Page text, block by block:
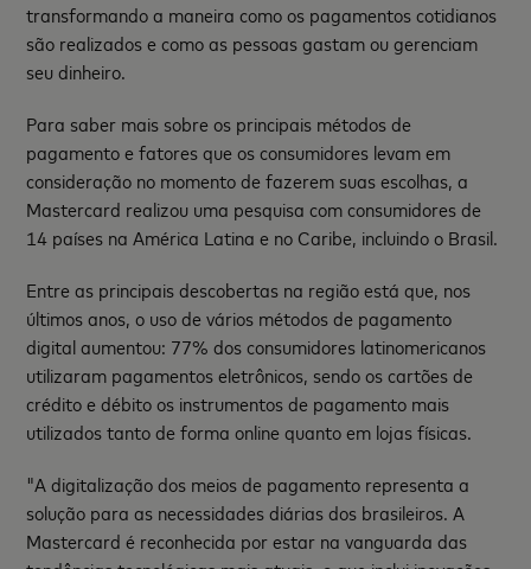
transformando a maneira como os pagamentos cotidianos
são realizados e como as pessoas gastam ou gerenciam
seu dinheiro.
Para saber mais sobre os principais métodos de
pagamento e fatores que os consumidores levam em
consideração no momento de fazerem suas escolhas, a
Mastercard realizou uma pesquisa com consumidores de
14 países na América Latina e no Caribe, incluindo o Brasil.
Entre as principais descobertas na região está que, nos
últimos anos, o uso de vários métodos de pagamento
digital aumentou: 77% dos consumidores latinomericanos
utilizaram pagamentos eletrônicos, sendo os cartões de
crédito e débito os instrumentos de pagamento mais
utilizados tanto de forma online quanto em lojas físicas.
"A digitalização dos meios de pagamento representa a
solução para as necessidades diárias dos brasileiros. A
Mastercard é reconhecida por estar na vanguarda das